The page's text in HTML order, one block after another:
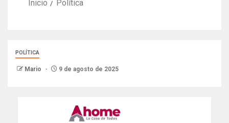
Inicio Política
POLÍTICA
Mario 9 de agosto de 2025